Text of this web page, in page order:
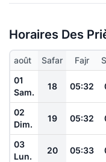
Horaires Des
août Safar Fajr
01
Sam.
18 05:32
02
Dim.
19 05:32
03
Lun.
20 05:33